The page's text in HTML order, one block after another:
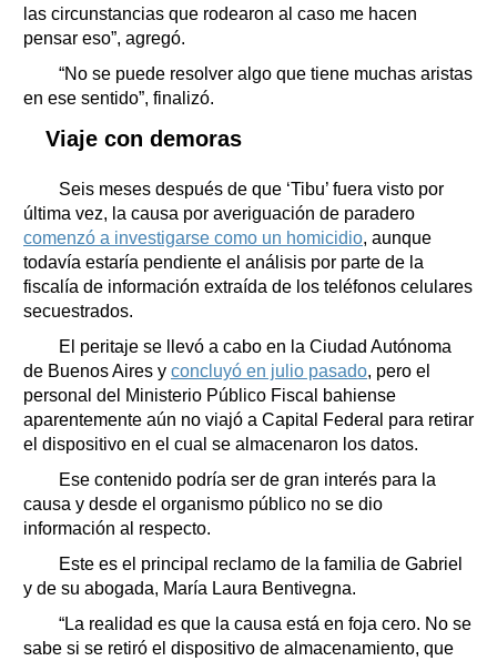
las circunstancias que rodearon al caso me hacen
pensar eso”, agregó.
“No se puede resolver algo que tiene muchas aristas
en ese sentido”, finalizó.
Viaje con demoras
Seis meses después de que ‘Tibu’ fuera visto por
última vez, la causa por averiguación de paradero
comenzó a investigarse como un homicidio, aunque
todavía estaría pendiente el análisis por parte de la
fiscalía de información extraída de los teléfonos celulares
secuestrados.
El peritaje se llevó a cabo en la Ciudad Autónoma
de Buenos Aires y concluyó en julio pasado, pero el
personal del Ministerio Público Fiscal bahiense
aparentemente aún no viajó a Capital Federal para retirar
el dispositivo en el cual se almacenaron los datos.
Ese contenido podría ser de gran interés para la
causa y desde el organismo público no se dio
información al respecto.
Este es el principal reclamo de la familia de Gabriel
y de su abogada, María Laura Bentivegna.
“La realidad es que la causa está en foja cero. No se
sabe si se retiró el dispositivo de almacenamiento, que